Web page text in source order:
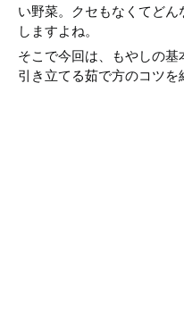
い野菜。クセもなくてど
しますよね。
そこで今回は、もやしの
引き立てる茹で方のコツを